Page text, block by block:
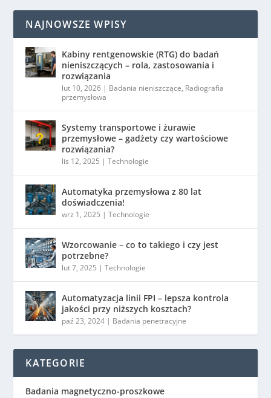
NAJNOWSZE WPISY
Kabiny rentgenowskie (RTG) do badań
nieniszczących – rola, zastosowania i
rozwiązania
lut 10, 2026 | Badania nieniszczące, Radiografia
przemysłowa
Systemy transportowe i żurawie
przemysłowe – gadżety czy wartościowe
rozwiązania?
lis 12, 2025 |Technologie
Automatyka przemysłowa z 80 lat
doświadczenia!
wrz 1, 2025 |Technologie
Wzorcowanie – co to takiego i czy jest
potrzebne?
lut 7, 2025 |Technologie
Automatyzacja linii FPI – lepsza kontrola
jakości przy niższych kosztach?
paź 23, 2024 | Badania penetracyjne
KATEGORIE
Badania magnetyczno-proszkowe